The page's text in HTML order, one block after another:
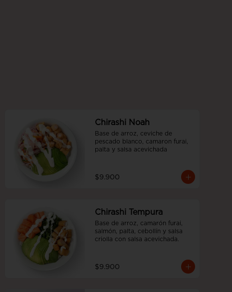
Chirashi Noah
Base de arroz, ceviche de
pescado blanco, camaron furai,
palta y salsa acevichada
$9.900
Chirashi Tempura
Base de arroz, camarón furai,
salmón, palta, cebollín y salsa
criolla con salsa acevichada.
$9.900